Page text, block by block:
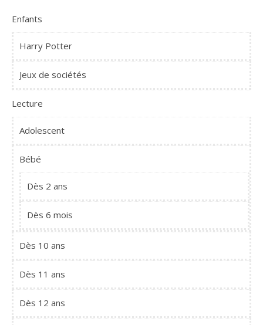
Enfants
Harry Potter
Jeux de sociétés
Lecture
Adolescent
Bébé
Dès 2 ans
Dès 6 mois
Dès 10 ans
Dès 11 ans
Dès 12 ans